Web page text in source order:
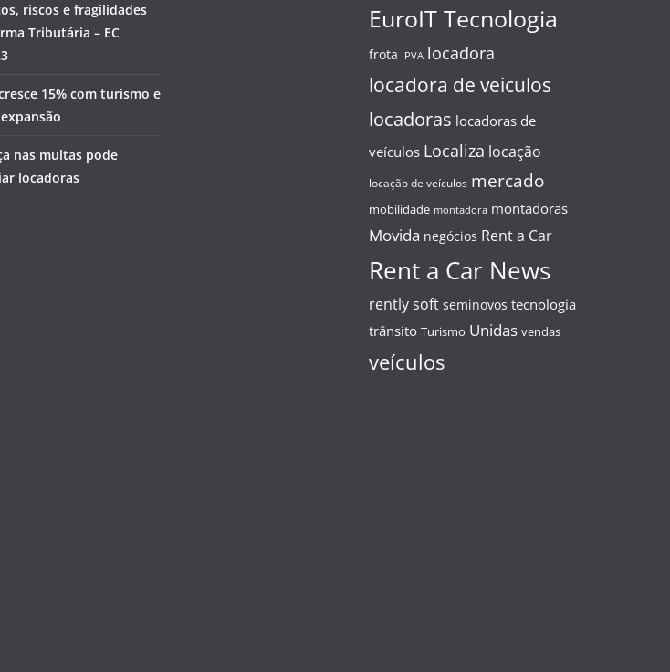
riscos e fragilidades
Tributária – EC
15% com turismo e
nas multas pode
locadoras
EuroIT Tecnologia
frota IPVA locadora
locadora de veiculos
locadoras locadoras de
veículos Localiza locação
locação de veículos mercado
mobilidade montadora montadoras
Movida negócios Rent a Car
Rent a Car News
rently soft seminovos tecnologia
trânsito Turismo Unidas vendas
veículos